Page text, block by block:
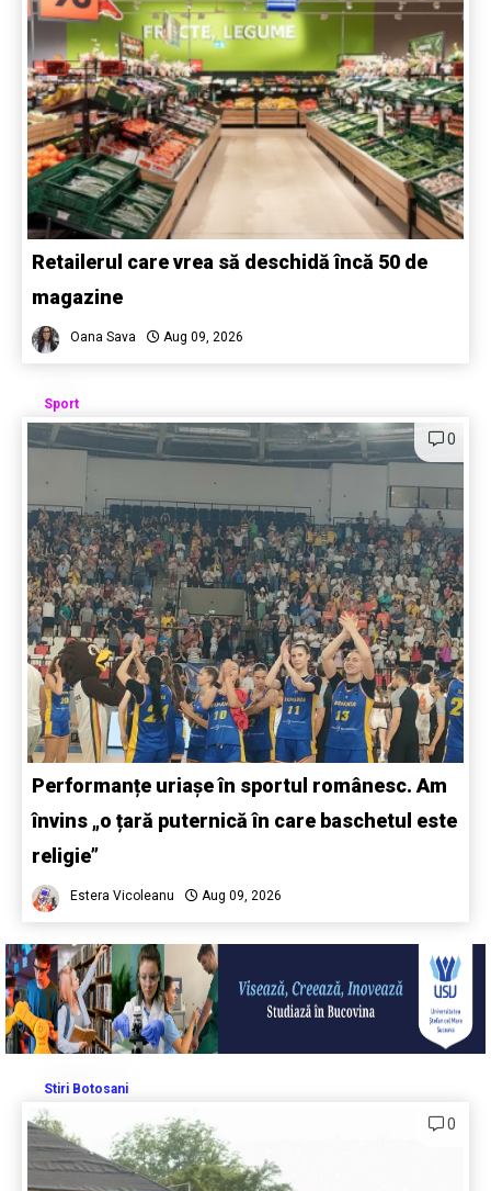
Retailerul care vrea să deschidă încă 50 de
magazine
Oana Sava Aug 09, 2026
Sport
0
Performanțe uriașe în sportul românesc. Am
învins „o țară puternică în care baschetul este
religie”
Estera Vicoleanu Aug 09, 2026
Stiri Botosani
0